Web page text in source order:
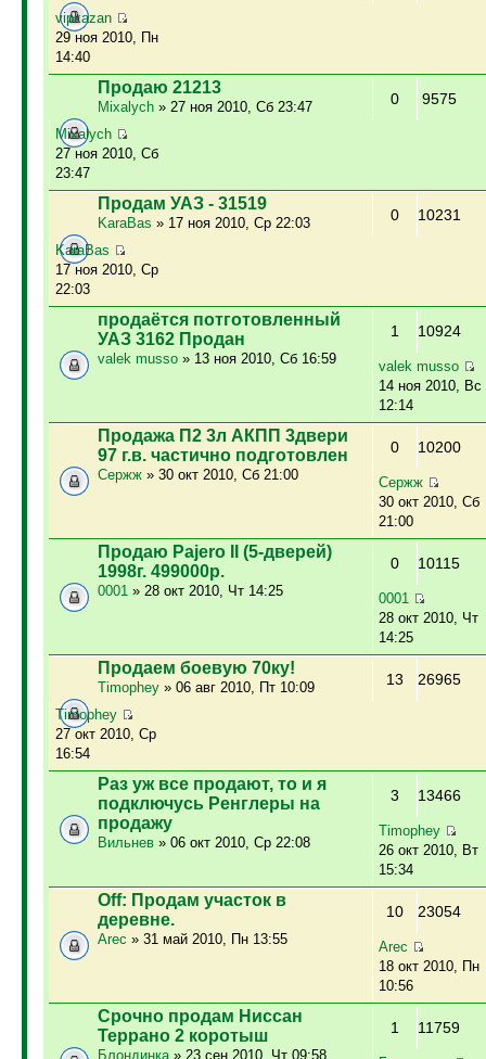
vipkazan
29 ноя 2010, Пн
14:40
Продаю 21213
Mixalych» 27 ноя 2010, Сб 23:47 0 9575
Mixalych
27 ноя 2010, Сб
23:47
Продам УАЗ - 31519
KaraBas » 17 ноя 2010, Ср 22:03 0 10231
KaraBas
17 ноя 2010, Ср
22:03
продаётся потготовленный
УАЗ 3162 Продан
valek musso» 13 ноя 2010, Сб 16:59
1 10924
valek musso
14 ноя 2010, Вс
12:14
Продажа П2 3л АКПП 3двери
97 г.в. частично подготовлен
Сержж» 30 окт 2010, Сб 21:00
0 10200
Сержж
30 окт 2010, Сб
21:00
Продаю Pajero II (5-дверей)
1998г. 499000р.
0001» 28 окт 2010, Чт 14:25
0 10115
0001
28 окт 2010, Чт
14:25
Продаем боевую 70ку!
Timophey» 06 авг 2010, Пт 10:09 13 26965
Timophey
27 окт 2010, Ср
16:54
Раз уж все продают, то и я
подключусь Ренглеры на
продажу
Вильнев» 06 окт 2010, Ср 22:08
3 13466
Timophey
26 окт 2010, Вт
15:34
Off: Продам участок в
деревне.
Arec » 31 май 2010, Пн 13:55
10 23054
Arec
18 окт 2010, Пн
10:56
Срочно продам Ниссан
Террано 2 коротыш
Блондинка» 23 сен 2010, Чт 09:58
1 11759